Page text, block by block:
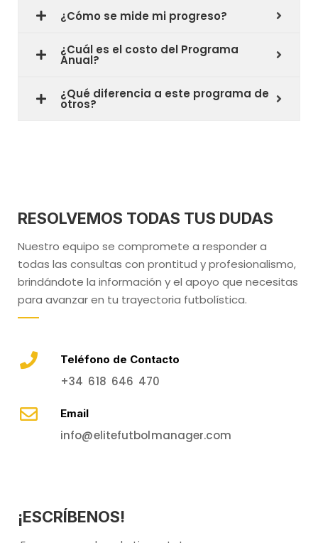
¿Cómo se mide mi progreso?
¿Cuál es el costo del Programa
Anual?
¿Qué diferencia a este programa de
otros?
RESOLVEMOS TODAS TUS DUDAS
Nuestro equipo se compromete a responder a
todas las consultas con prontitud y profesionalismo,
brindándote la información y el apoyo que necesitas
para avanzar en tu trayectoria futbolística.
Teléfono de Contacto
+34 618 646 470
Email
info@elitefutbolmanager.com
¡ESCRÍBENOS!